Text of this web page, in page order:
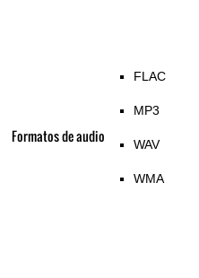
Formatos de audio
FLAC
MP3
WAV
WMA